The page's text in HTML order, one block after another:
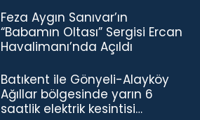
Feza Aygın Sanıvar’ın
“Babamın Oltası” Sergisi Ercan
Havalimanı’nda Açıldı
Batıkent ile Gönyeli-Alayköy
Ağıllar bölgesinde yarın 6
saatlik elektrik kesintisi…